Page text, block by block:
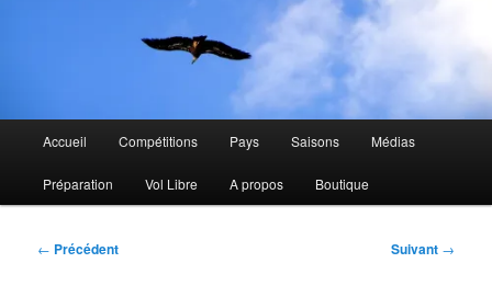
principal
Accueil Compétitions Pays Saisons Médias
Préparation Vol Libre A propos Boutique
Navigation
← Précédent Suivant →